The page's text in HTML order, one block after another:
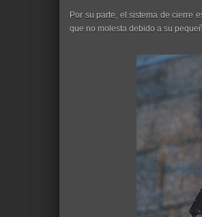
Por su parte, el sistema de cierre
que no molesta debido a su